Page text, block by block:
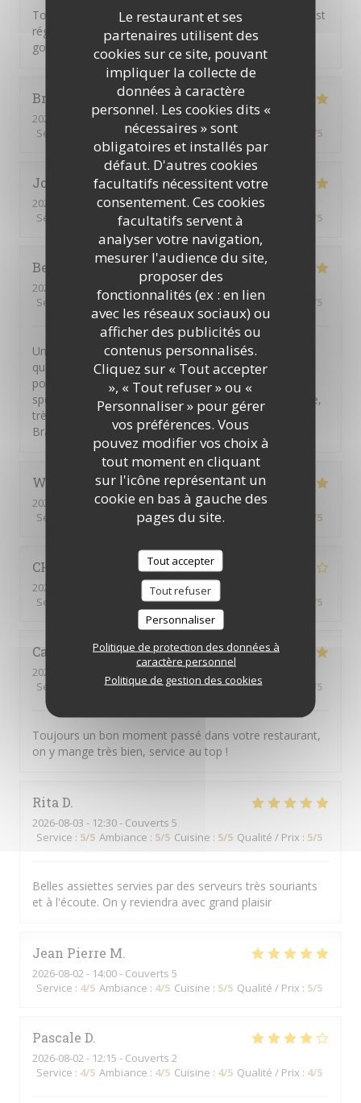
Le restaurant et ses
partenaires utilisent des
cookies sur ce site, pouvant
impliquer la collecte de
données à caractère
personnel. Les cookies dits «
nécessaires » sont
obligatoires et installés par
défaut. D'autres cookies
facultatifs nécessitent votre
consentement. Ces cookies
facultatifs servent à
analyser votre navigation,
mesurer l'audience du site,
proposer des
fonctionnalités (ex : en lien
avec les réseaux sociaux) ou
afficher des publicités ou
contenus personnalisés.
Cliquez sur « Tout accepter
», « Tout refuser » ou «
Personnaliser » pour gérer
vos préférences. Vous
pouvez modifier vos choix à
tout moment en cliquant
sur l'icône représentant un
cookie en bas à gauche des
pages du site.
Tout accepter
Tout refuser
Personnaliser
Politique de protection des données à
caractère personnel
Politique de gestion des cookies
Tout était au top tant le service que les plats 😊 On s’est
régalé avec la pièce de bœuf et en dessert le café
gourmand. Très bon rapport qualité prix 👌
Brigitte
2026-08-06
- 12:00 - Couverts 2
Service
Ambiance:5/5 Cuisine :5/5 Qualité / Prix /5
Joel
2026-08-05
- 19:00 - Couverts 2
Service
Ambiance: 5/5 Cuisine:5/5 Qualité / Prix /5
Bea
2026-08-05
- 19:15 - Couverts 2
Service
Ambiance:5/5 Cuisine: 5 /5 Qualité / Prix /5
Une bonne adresse sur la plage avec des produits de
qualité, servis rapidement mais sans pression pour
pouvoir profiter tranquillement du moment. Mention
spéciale au serveur de la terrasse, très sympa, efficace,
très serviable et une bonne humeur communicative.
Bravo!
Wesley
2026-08-05
- 13:00 - Couverts 7
Service
Ambiance: 5/5 Cuisine:5/5 /5
CHANTAL
2026-08-03
- 19:30 - Couverts 2
Service
Ambiance:3/5 Cuisine:2 /5
Camille R
2026-08-03
- 19:15 - Couverts 3
Service
Ambiance:5/5 Cuisine:5/5 Qualité / Prix /5
Toujours un bon moment passé dans votre restaurant,
on y mange très bien, service au top !
Rita D
2026-08-03 - 12:30 - Couverts 5
Service : 5/5 Ambiance : 5/5 Cuisine : 5/5 Qualité / Prix : 5/5
Belles assiettes servies par des serveurs très souriants
et à l'écoute. On y reviendra avec grand plaisir
Jean Pierre M
2026-08-02 - 14:00 - Couverts 5
Service : 4/5 Ambiance : 4/5 Cuisine : 5/5 Qualité / Prix : 5/5
Pascale D
2026-08-02 - 12:15 - Couverts 2
Service : 4/5 Ambiance : 4/5 Cuisine : 4/5 Qualité / Prix : 4/5